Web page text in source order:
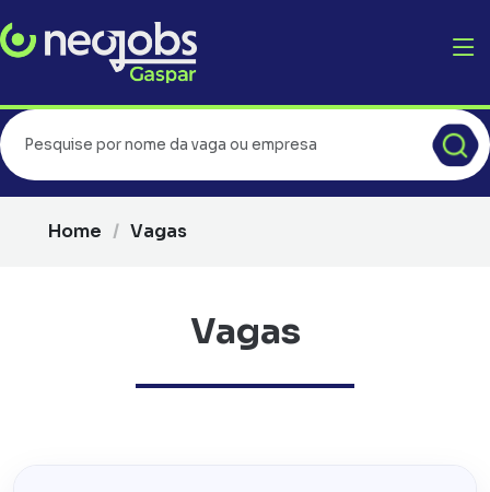
Home Vagas
Vagas